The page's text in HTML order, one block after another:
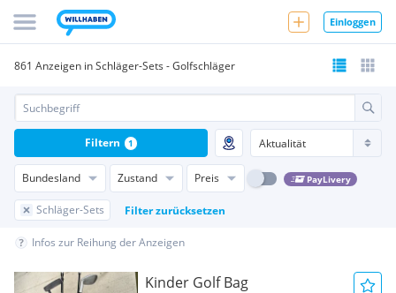
Einloggen
861 Anzeigen in Schläger-Sets - Golfschläger
Bundesland Zustand Preis PayLivery
Schläger-Sets Filter zurücksetzen
Filtern 1
Infos zur Reihung der Anzeigen
Kinder Golf Bag